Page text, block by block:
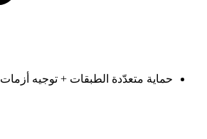
حماية متعدّدة الطبقات + توجيه أزمات